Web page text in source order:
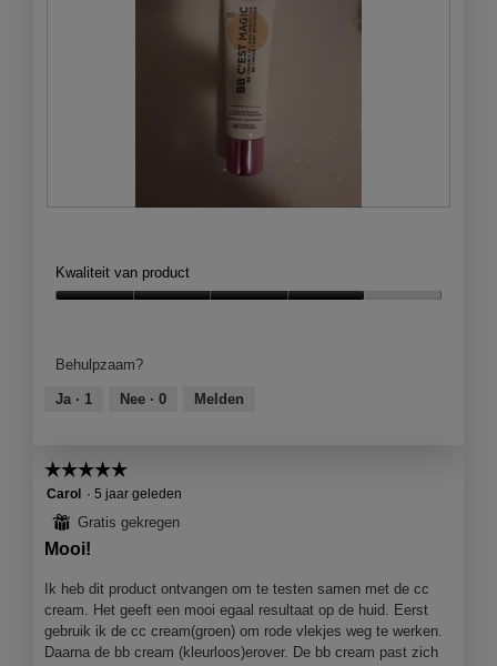
e
M
c
t
e
o
e
n
j
e
Kwaliteit van product
4
van
Behulpzaam?
Ja · 1 Nee · 0 Melden
☆☆☆☆☆
☆☆☆☆☆
5
van
sterren.
Carol · 5 jaar geleden
⊞ Gratis gekregen
Mooi!
Ik heb dit product ontvangen om te testen samen met de cc
cream. Het geeft een mooi egaal resultaat op de huid. Eerst
gebruik ik de cc cream(groen) om rode vlekjes weg te werken.
Daarna de bb cream (kleurloos)erover. De bb cream past zich